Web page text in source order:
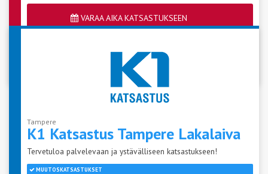
VARAA AIKA KATSASTUKSEEN
Tampere
K1 Katsastus Tampere Lakalaiva
Tervetuloa palvelevaan ja ystävälliseen katsastukseen!
MUUTOSKATSASTUKSET